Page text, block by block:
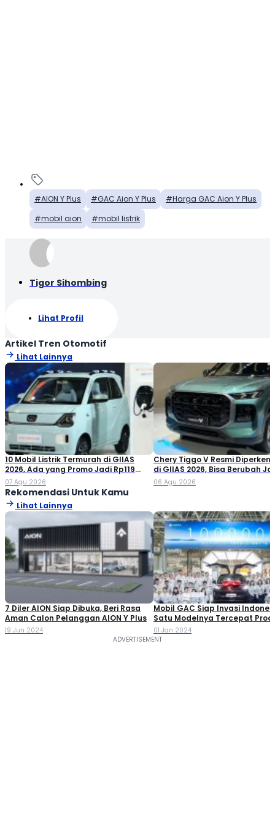
AION Y Plus GAC Aion Y Plus
Harga GAC Aion Y Plus
mobil aion
mobil listrik
Tigor Sihombing
Lihat Profil
Artikel Tren Otomotif
Lihat Lainnya
10 Mobil Listrik Termurah di GIIAS
2026, Ada yang Promo Jadi Rp119
Jutaan!
07 Agu 2026
Chery Tiggo V Resmi
di GIIAS 2026, Bisa Berubah
Double Cabin
06 Agu 2026
Rekomendasi Untuk Kamu
Lihat Lainnya
7 Diler AION Siap Dibuka, Beri Rasa
Aman Calon Pelanggan AION Y Plus
19 Jun 2024
Mobil GAC Siap Invasi
Satu Modelnya Tercepat
Satu Juta Unit
01 Jan 2024